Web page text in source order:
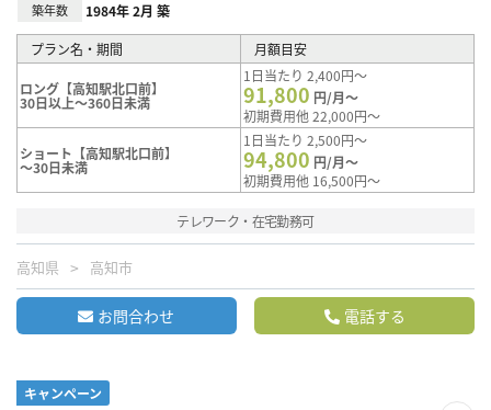
築年数 1984年 2月 築
プラン名・期間 月額目安
ロング【高知駅北口前】
30日以上～360日未満
1日当たり 2,400円～
91,800 円/月～
初期費用他 22,000円～
ショート【高知駅北口前】
～30日未満
1日当たり 2,500円～
94,800 円/月～
初期費用他 16,500円～
テレワーク・在宅勤務可
高知県 高知市
お問合わせ 電話する
キャンペーン